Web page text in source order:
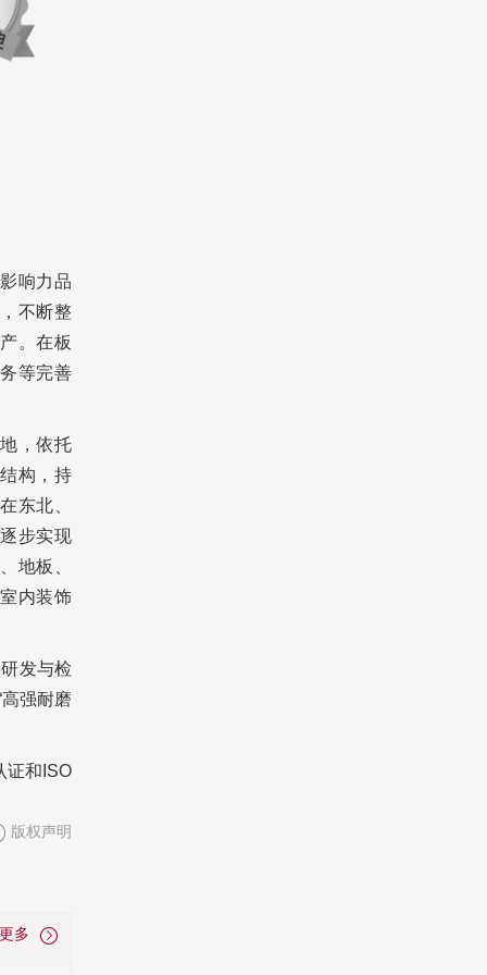
响力品
不断整
。在板
等完善
，依托
构，持
东北、
步实现
地板、
内装饰
发与检
强耐磨
证和ISO
版权声明
多